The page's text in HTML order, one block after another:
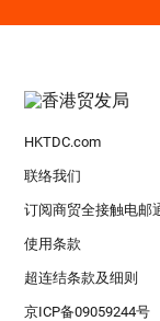
HKTDC.com
联络我们
订阅商贸全接触电邮
使用条款
超连结条款及细则
京ICP备09059244号